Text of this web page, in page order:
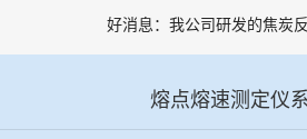
好消息：我公司研发的焦炭反
熔点熔速测定仪